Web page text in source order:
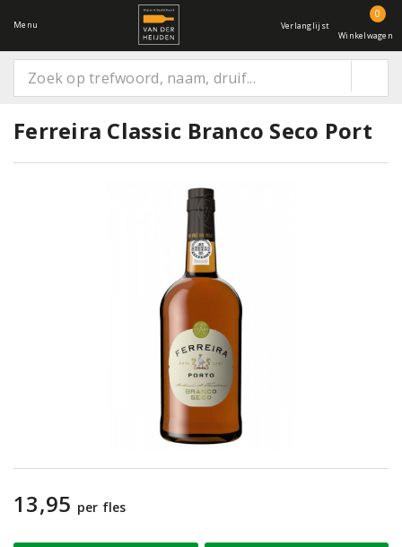
Menu Verlanglijst
0
Winkelwagen
Ferreira Classic Branco Seco Port
13,95 per fles